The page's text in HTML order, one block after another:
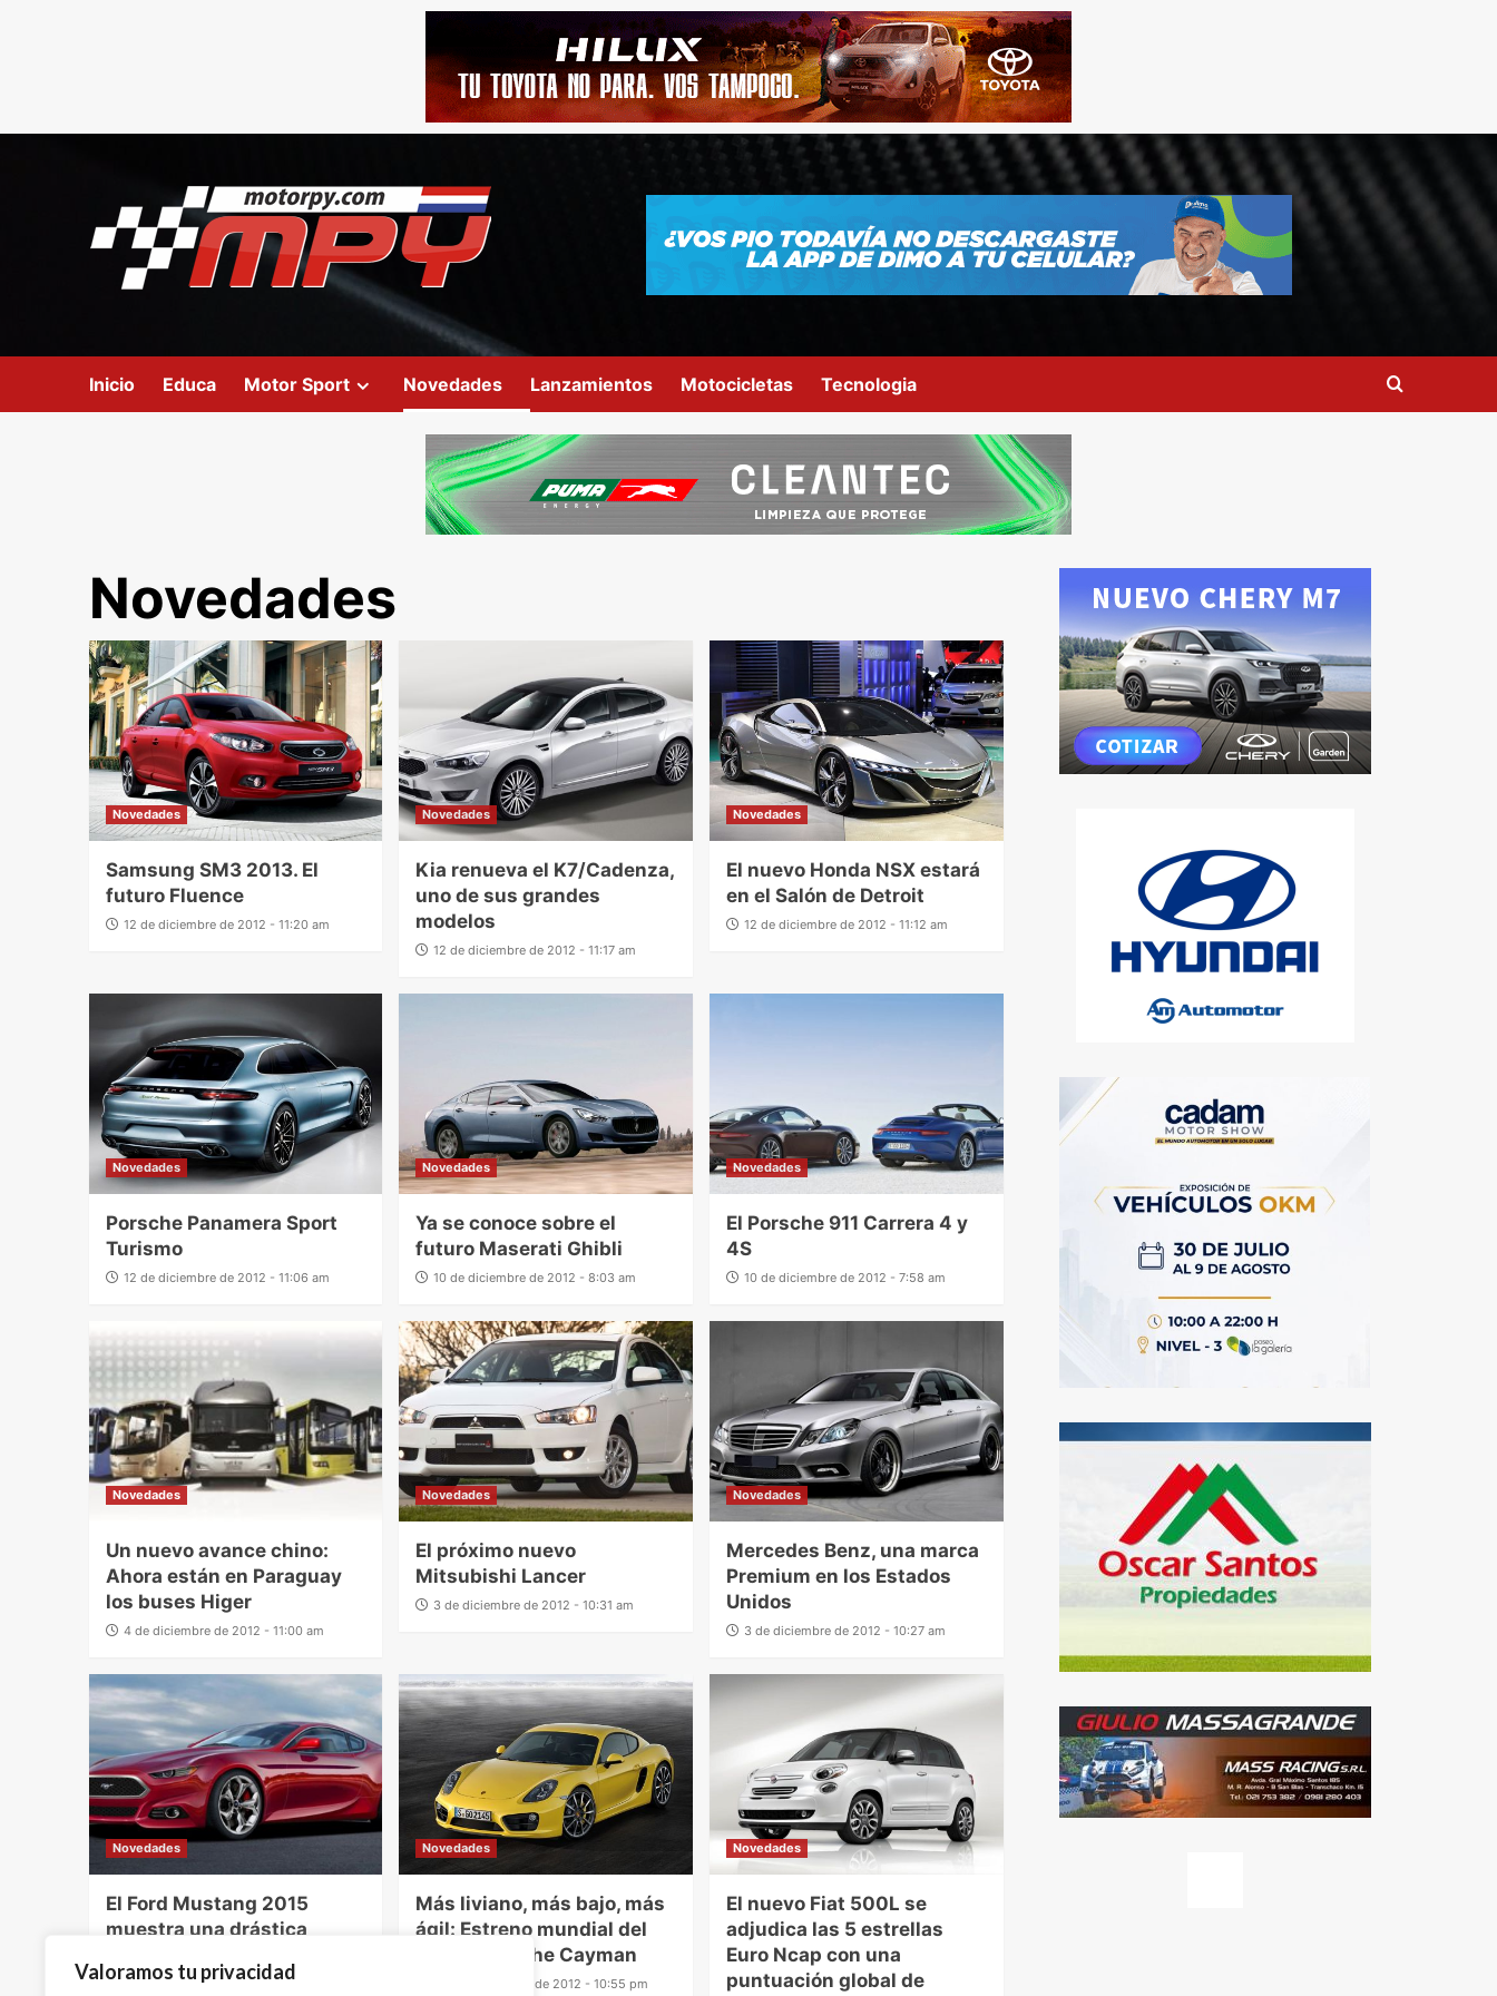
Valoramos tu privacidad
Inicio Educa Motor Sport Novedades Lanzamientos Motocicletas Tecnologia
Novedades
Novedades
Samsung SM3 2013. El
futuro Fluence
12 de diciembre de 2012 - 11:20 am
Novedades
Kia renueva el K7/Cadenza,
uno de sus grandes
modelos
12 de diciembre de 2012 - 11:17 am
Novedades
El nuevo Honda NSX estará
en el Salón de Detroit
12 de diciembre de 2012 - 11:12 am
Novedades
Porsche Panamera Sport
Turismo
12 de diciembre de 2012 - 11:06 am
Novedades
Ya se conoce sobre el
futuro Maserati Ghibli
10 de diciembre de 2012 - 8:03 am
Novedades
El Porsche 911 Carrera 4 y
4S
10 de diciembre de 2012 - 7:58 am
Novedades
Un nuevo avance chino:
Ahora están en Paraguay
los buses Higer
4 de diciembre de 2012 - 11:00 am
Novedades
El próximo nuevo
Mitsubishi Lancer
3 de diciembre de 2012 - 10:31 am
Novedades
Mercedes Benz, una marca
Premium en los Estados
Unidos
3 de diciembre de 2012 - 10:27 am
Novedades
El Ford Mustang 2015
muestra una drástica
3 de diciembre de 2012 - 10:22 am
Novedades
Más liviano, más bajo, más
ágil: Estreno mundial del
nuevo Porsche Cayman
30 de noviembre de 2012 - 10:55 pm
Novedades
El nuevo Fiat 500L se
adjudica las 5 estrellas
Euro Ncap con una
puntuación global de